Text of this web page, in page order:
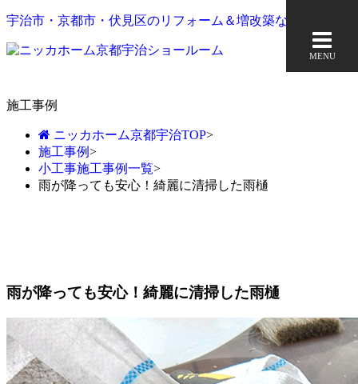
宇治市・京都市・伏見区のリフォーム＆増改築なら
MENU
施工事例
ニッカホーム京都宇治TOP>
施工事例>
小工事施工事例一覧>
雨が降っても安心！綺麗に清掃した雨樋
雨が降っても安心！綺麗に清掃した雨樋